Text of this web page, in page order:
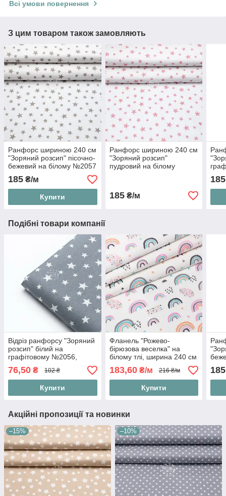
Всі умови повернення
З цим товаром також замовляють
Ранфорс шириною 240 см
"Зоряний розсип" пісочно-
бежевий на білому №2057
185 ₴/м
Купити
Ранфорс шириною 240 см
"Зоряний розсип"
пудровий на білому
185₴/м
185
Подібні товари компанії
Відріз ранфорсу "Зоряний
розсип" білий на
графітовому №2056,
76,50 ₴ 102 ₴
Купити
Фланель "Рожево-
бірюзова веселка" на
білому тлі, ширина 240 см
183,60₴/м 216 ₴/м
Купити
185
Акційні пропозиції та новинки
–15% –10%